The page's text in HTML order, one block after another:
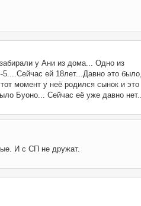
у Ани из дома... Одно из
ей 18лет...Давно это было,
момент у неё родился сынок и это
Буоно... Сейчас её уже давно нет...
И с СП не дружат.